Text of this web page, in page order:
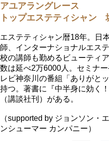
アユアラングレース
トップエステティシャン
エステティシャン暦18年。日
師、インターナショナルエス
校の講師も勤めるビューティ
数は延べ2万6000人。セミナ
レビ神奈川の番組「ありがと
持つ。著書に『中半身に効く
（講談社刊）がある。
（supported by ジョンソン・
ンシューマー カンパニー）